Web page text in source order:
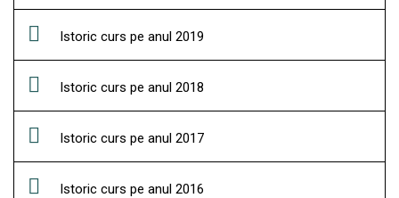
Istoric curs pe anul 2019
Istoric curs pe anul 2018
Istoric curs pe anul 2017
Istoric curs pe anul 2016